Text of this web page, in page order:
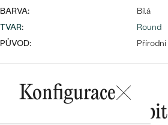
BARVA:
Bílá
TVAR:
Round
PŮVOD:
Přírodní
Konfigurace
Mohlo by se vám líbit